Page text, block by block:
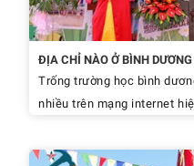
ĐỊA CHỈ NÀO Ở BÌNH
Trống trường học bình
nhiều trên mạng internet